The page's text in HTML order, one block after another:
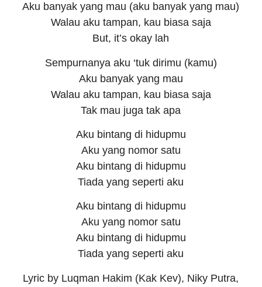
Aku banyak yang mau (aku banyak yang mau)
Walau aku tampan, kau biasa saja
But, it’s okay lah
Sempurnanya aku ‘tuk dirimu (kamu)
Aku banyak yang mau
Walau aku tampan, kau biasa saja
Tak mau juga tak apa
Aku bintang di hidupmu
Aku yang nomor satu
Aku bintang di hidupmu
Tiada yang seperti aku
Aku bintang di hidupmu
Aku yang nomor satu
Aku bintang di hidupmu
Tiada yang seperti aku
Lyric by Luqman Hakim (Kak Kev), Niky Putra,